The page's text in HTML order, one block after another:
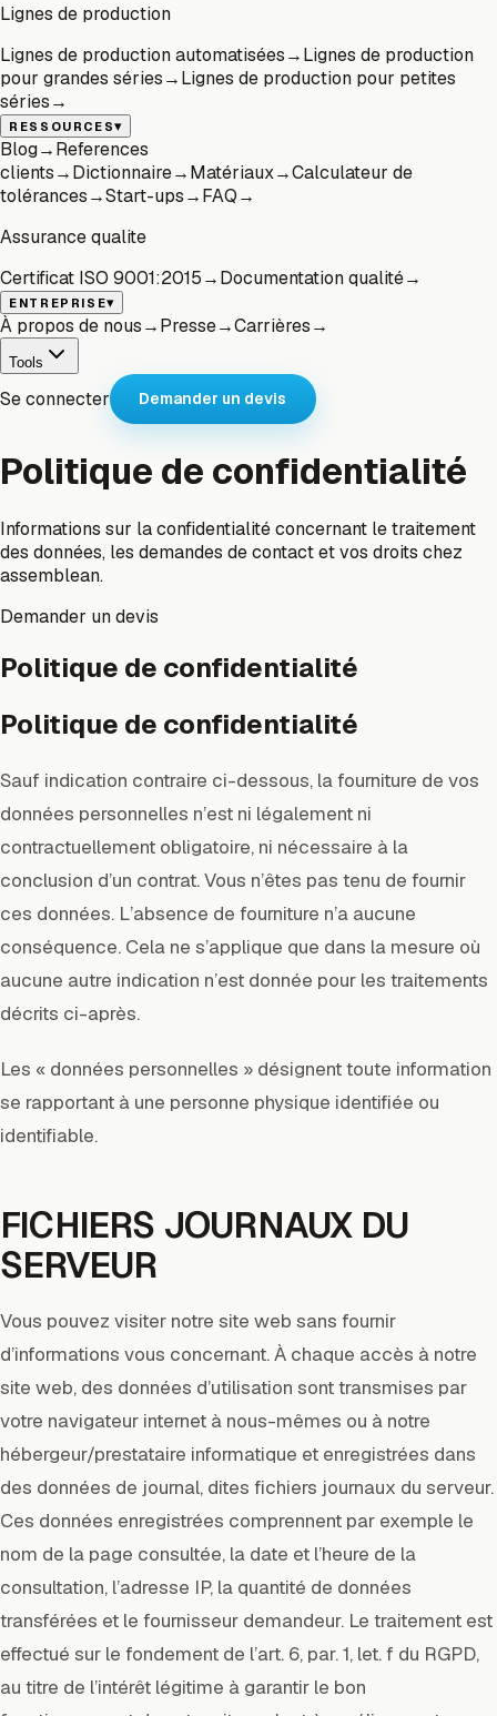
Lignes de production
Lignes de production automatisées→Lignes de production
pour grandes séries→Lignes de production pour petites
séries→
RESSOURCES▾
Blog→References
clients→Dictionnaire→Matériaux→Calculateur de
tolérances→Start-ups→FAQ→
Assurance qualite
Certificat ISO 9001:2015→Documentation qualité→
ENTREPRISE▾
À propos de nous→Presse→Carrières→
Tools
Se connecter Demander un devis
Politique de confidentialité
Informations sur la confidentialité concernant le traitement
des données, les demandes de contact et vos droits chez
assemblean.
Demander un devis
Politique de confidentialité
Politique de confidentialité
Sauf indication contraire ci-dessous, la fourniture de vos
données personnelles n’est ni légalement ni
contractuellement obligatoire, ni nécessaire à la
conclusion d’un contrat. Vous n’êtes pas tenu de fournir
ces données. L’absence de fourniture n’a aucune
conséquence. Cela ne s’applique que dans la mesure où
aucune autre indication n’est donnée pour les traitements
décrits ci-après.
Les « données personnelles » désignent toute information
se rapportant à une personne physique identifiée ou
identifiable.
FICHIERS JOURNAUX DU
SERVEUR
Vous pouvez visiter notre site web sans fournir
d’informations vous concernant. À chaque accès à notre
site web, des données d’utilisation sont transmises par
votre navigateur internet à nous-mêmes ou à notre
hébergeur/prestataire informatique et enregistrées dans
des données de journal, dites fichiers journaux du serveur.
Ces données enregistrées comprennent par exemple le
nom de la page consultée, la date et l’heure de la
consultation, l’adresse IP, la quantité de données
transférées et le fournisseur demandeur. Le traitement est
effectué sur le fondement de l’art. 6, par. 1, let. f du RGPD,
au titre de l’intérêt légitime à garantir le bon